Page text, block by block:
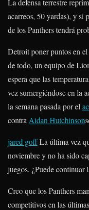
La defensa terrestre
acarreos, 50 yardas), y si
de los Panthers tendrá
Detroit poner puntos en el
de todo, un equipo de
espera que las
vez sumergiéndose en la
la semana pasada por el
contra Aidan Hutchinson
jared goffLa última vez
noviembre y no ha sido
juegos. ¿Puede continuar
Creo que los Panthers
competitivos en las